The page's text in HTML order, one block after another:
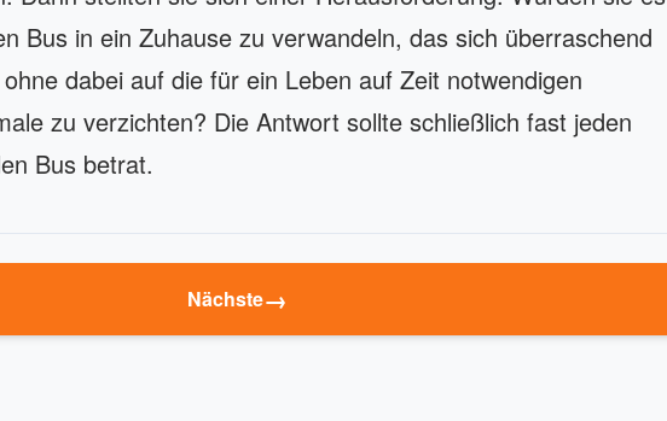
Bus in ein Zuhause zu verwandeln, das sich überraschend
dabei auf die für ein Leben auf Zeit notwendigen
zu verzichten? Die Antwort sollte schließlich fast jeden
Bus betrat.
Nächste→